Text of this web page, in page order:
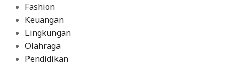
Fashion
Keuangan
Lingkungan
Olahraga
Pendidikan